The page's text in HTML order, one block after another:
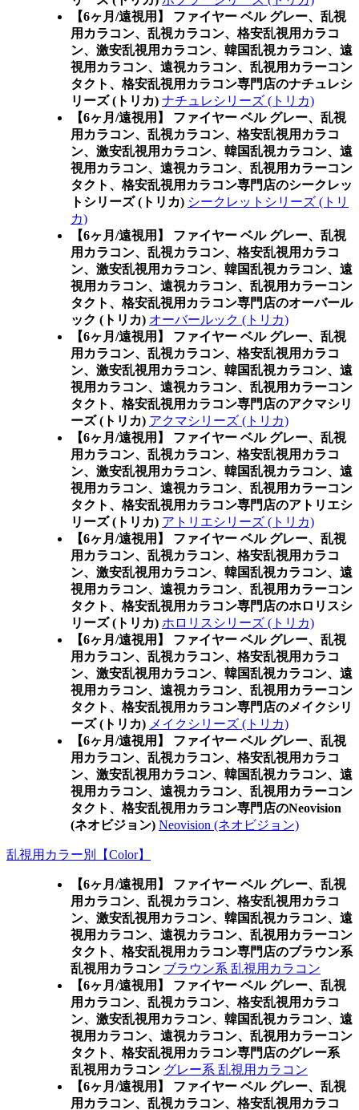
【6ヶ月/遠視用】 ファイヤー ベル グレー、乱視
用カラコン、乱視カラコン、格安乱視用カラコ
ン、激安乱視用カラコン、韓国乱視カラコン、遠
視用カラコン、遠視カラコン、乱視用カラーコン
タクト、格安乱視用カラコン専門店のナチュレシ
リーズ (トリカ) ナチュレシリーズ (トリカ)
【6ヶ月/遠視用】 ファイヤー ベル グレー、乱視
用カラコン、乱視カラコン、格安乱視用カラコ
ン、激安乱視用カラコン、韓国乱視カラコン、遠
視用カラコン、遠視カラコン、乱視用カラーコン
タクト、格安乱視用カラコン専門店のシークレッ
トシリーズ (トリカ) シークレットシリーズ (トリ
カ)
【6ヶ月/遠視用】 ファイヤー ベル グレー、乱視
用カラコン、乱視カラコン、格安乱視用カラコ
ン、激安乱視用カラコン、韓国乱視カラコン、遠
視用カラコン、遠視カラコン、乱視用カラーコン
タクト、格安乱視用カラコン専門店のオーバール
ック (トリカ) オーバールック (トリカ)
【6ヶ月/遠視用】 ファイヤー ベル グレー、乱視
用カラコン、乱視カラコン、格安乱視用カラコ
ン、激安乱視用カラコン、韓国乱視カラコン、遠
視用カラコン、遠視カラコン、乱視用カラーコン
タクト、格安乱視用カラコン専門店のアクマシリ
ーズ (トリカ) アクマシリーズ (トリカ)
【6ヶ月/遠視用】 ファイヤー ベル グレー、乱視
用カラコン、乱視カラコン、格安乱視用カラコ
ン、激安乱視用カラコン、韓国乱視カラコン、遠
視用カラコン、遠視カラコン、乱視用カラーコン
タクト、格安乱視用カラコン専門店のアトリエシ
リーズ (トリカ) アトリエシリーズ (トリカ)
【6ヶ月/遠視用】 ファイヤー ベル グレー、乱視
用カラコン、乱視カラコン、格安乱視用カラコ
ン、激安乱視用カラコン、韓国乱視カラコン、遠
視用カラコン、遠視カラコン、乱視用カラーコン
タクト、格安乱視用カラコン専門店のホロリスシ
リーズ (トリカ) ホロリスシリーズ (トリカ)
【6ヶ月/遠視用】 ファイヤー ベル グレー、乱視
用カラコン、乱視カラコン、格安乱視用カラコ
ン、激安乱視用カラコン、韓国乱視カラコン、遠
視用カラコン、遠視カラコン、乱視用カラーコン
タクト、格安乱視用カラコン専門店のメイクシリ
ーズ (トリカ) メイクシリーズ (トリカ)
【6ヶ月/遠視用】 ファイヤー ベル グレー、乱視
用カラコン、乱視カラコン、格安乱視用カラコ
ン、激安乱視用カラコン、韓国乱視カラコン、遠
視用カラコン、遠視カラコン、乱視用カラーコン
タクト、格安乱視用カラコン専門店のNeovision
(ネオビジョン) Neovision (ネオビジョン)
乱視用カラー別【Color】
【6ヶ月/遠視用】 ファイヤー ベル グレー、乱視
用カラコン、乱視カラコン、格安乱視用カラコ
ン、激安乱視用カラコン、韓国乱視カラコン、遠
視用カラコン、遠視カラコン、乱視用カラーコン
タクト、格安乱視用カラコン専門店のブラウン系
乱視用カラコン ブラウン系 乱視用カラコン
【6ヶ月/遠視用】 ファイヤー ベル グレー、乱視
用カラコン、乱視カラコン、格安乱視用カラコ
ン、激安乱視用カラコン、韓国乱視カラコン、遠
視用カラコン、遠視カラコン、乱視用カラーコン
タクト、格安乱視用カラコン専門店のグレー系
乱視用カラコン グレー系 乱視用カラコン
【6ヶ月/遠視用】 ファイヤー ベル グレー、乱視
用カラコン、乱視カラコン、格安乱視用カラコ